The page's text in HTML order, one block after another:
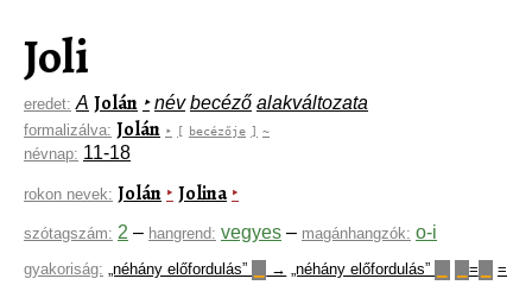
Joli
eredet: A Jolán ‣ név becéző alakváltozata
formalizálva: Jolán ‣ [ becézője ] ~
névnap: 11-18
rokon nevek: Jolán ‣ Jolina ‣
szótagszám: 2 – hangrend: vegyes – magánhangzók: o-i
gyakoriság: „néhány előfordulás” → „néhány előfordulás” = =